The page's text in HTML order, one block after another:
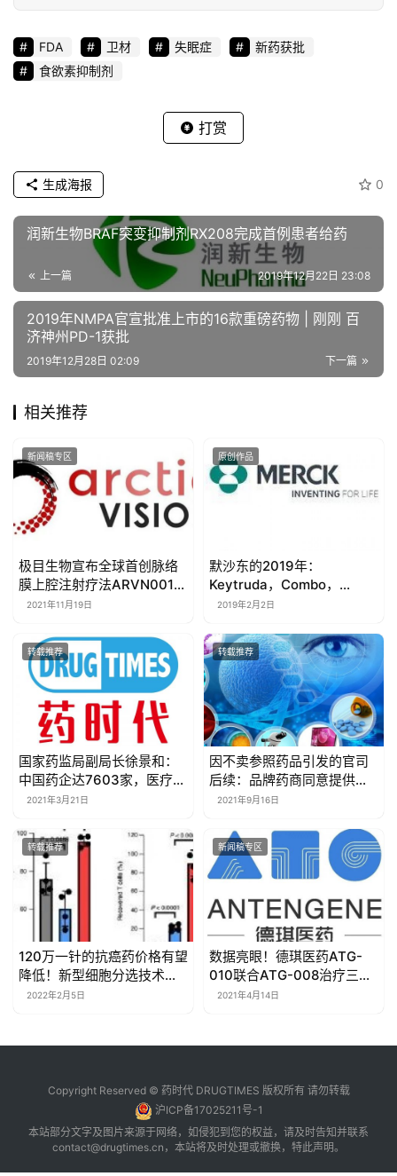
额可达8.36亿美元
★ 里程碑！FDA加速批准百济神州BTK抑制剂泽布替尼
★勃林格殷格翰广撒“英雄帖” 首个生物医药“创新大赛”正式启
仿药获批
★跨国药企大动作！
阿斯利康将募集10亿美元投资中国初创企
业重磅！
★重磅！Nature发表PD-1/PD-L1的最新趋势。君实、信达、
恒瑞开发的中国PD-1被点赞！
★中国正在改变临床开发的格局，这将如何影响外国企业的全
★ 股票大涨248%！
热烈祝贺陈列平教授！祝贺NextCure！
SIGLEC15有望媲美PD-1、PD-L1！
一匹黑马？
★阿尔兹海默病领域里程碑！ GV-971刚刚获批
★亚盛的故事 | 写在亚盛医药香港上市之际
★辉瑞普强与仿制药巨头Mylan合并（24页PPT）
★里程碑！ Vertex任命首位女总裁兼CEO
★科创板咨询委委员、肿瘤专家李进：谁能成为中国的“华为制
药”？
★ 专访 | 前FDA检查官Peter Baker先生的中国情结
FDA 卫材 失眠症
新药获批
食欲素抑制剂
打赏
0
生成海报
润新生物BRAF突变抑制剂RX208完成首例患者给药
上一篇 2019年12月22日 23:08
2019年NMPA官宣批准上市的16款重磅药物 | 刚刚 百
济神州PD-1获批
下一篇
2019年12月28日 02:09
相关推荐
新闻稿专区
极目生物宣布全球首创脉络
膜上腔注射疗法ARVN001国
内葡萄膜炎性黄斑水肿治疗
给药
2021年11月19日
原创作品
默沙东的2019年：
Keytruda，Combo，
Vaccine，BD，BD，BD！
2019年2月2日
转载推荐
国家药监局副局长徐景和：
中国药企达7603家，医疗器
械生产企业达2.5万多家，化
2021年3月21日
转载推荐
因不卖参照药品引发的官司
后续：品牌药商同意提供要
求数量的药品，仿制药商撤
2021年9月16日
转载推荐
120万一针的抗癌药价格有望
降低！新型细胞分选技术助
力过继性免疫治疗
2022年2月5日
新闻稿专区
​数据亮眼！德琪医药ATG-
010联合ATG-008治疗三重
打击DLBCL的协同效果显著
2021年4月14日
Copyright Reserved © 药时代 DRUGTIMES 版权所有 请勿转载
沪ICP备17025211号-1
本站部分文字及图片来源于网络，如侵犯到您的权益，请及时告知并联系
contact@drugtimes.cn ，本站将及时处理或撤换，特此声明。